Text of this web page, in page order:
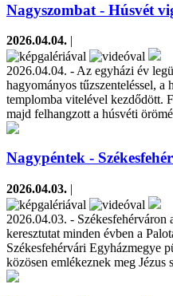
Nagyszombat - Húsvét
2026.04.04. |
2026.04.04. - Az egyházi év
hagyományos tűzszenteléssel, a
templomba vitelével kezdődött.
majd felhangzott a húsvéti
Nagypéntek -
2026.04.03. |
2026.04.03. - Székesfehérváron
keresztutat minden évben a
Székesfehérvári Egyházmegye
közösen emlékeznek meg Jézus